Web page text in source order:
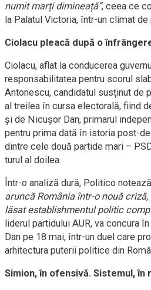
numit marți dimineață”, ceea ce
la Palatul Victoria, într-un climat
Ciolacu pleacă după o
Ciolacu, aflat la conducerea
responsabilitatea pentru scorul
Antonescu, candidatul susținut de
al treilea în cursa electorală, fiind
și de Nicușor Dan, primarul
pentru prima dată în istoria post-
dintre cele două partide mari –
turul al doilea.
Într-o analiză dură, Politico
aruncă România într-o nouă
lăsat establishmentul politic
liderul partidului AUR, va concura
Dan pe 18 mai, într-un duel care
arhitectura puterii politice din
Simion, în ofensivă. Sistemul, în